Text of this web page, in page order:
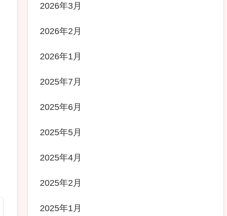
2026年3月
2026年2月
2026年1月
2025年7月
2025年6月
2025年5月
2025年4月
2025年2月
2025年1月